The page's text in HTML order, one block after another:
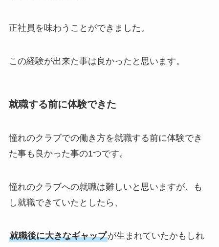
正社員を味わうことができました。
この経験が出来た事は良かったと思います。
就職する前に体験できた
憧れのクラブでの働き方を就職する前に体験でき
た事も良かった事の1つです。
憧れのクラブへの就職は難しいと思いますが、も
し就職できていたとしたら、
就職後に大きなギャップが生まれていたかもしれ